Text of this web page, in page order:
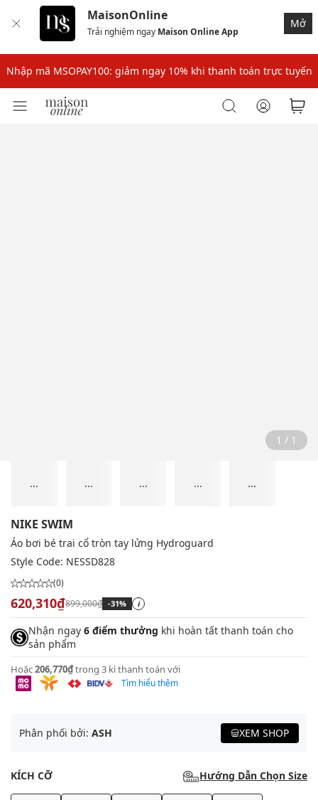
MaisonOnline
Trải nghiệm ngay Maison Online App
Mở
Nhập mã: MSOXINCHAO - Giảm 10% đơn đầu cho thành viên mới!
Nhập mã MSOPAY100: giảm ngay 10% khi thanh toán trực tuyến
Nhập mã: MSOXINCHAO - Giảm 10% đơn đầu cho thành viên mới!
1 / 1
... ... ... ... ...
NIKE SWIM
Áo bơi bé trai cổ tròn tay lửng Hydroguard
Style Code: NESSD828
(0)
620,310₫899,000₫ -31% i
Nhận ngay 6 điểm thưởng khi hoàn tất thanh toán cho
sản phẩm
Hoặc206,770₫trong 3 kì thanh toán với
Tìm hiểu thêm
Phân phối bởi: ASH XEM SHOP
KÍCH CỠ Hướng Dẫn Chọn Size